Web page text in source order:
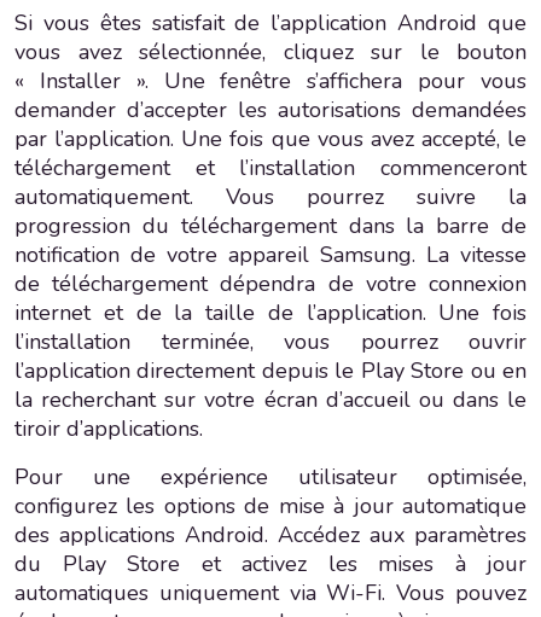
Si vous êtes satisfait de l’application Android que
vous avez sélectionnée, cliquez sur le bouton
« Installer ». Une fenêtre s’affichera pour vous
demander d’accepter les autorisations demandées
par l’application. Une fois que vous avez accepté, le
téléchargement et l’installation commenceront
automatiquement. Vous pourrez suivre la
progression du téléchargement dans la barre de
notification de votre appareil Samsung. La vitesse
de téléchargement dépendra de votre connexion
internet et de la taille de l’application. Une fois
l’installation terminée, vous pourrez ouvrir
l’application directement depuis le Play Store ou en
la recherchant sur votre écran d’accueil ou dans le
tiroir d’applications.
Pour une expérience utilisateur optimisée,
configurez les options de mise à jour automatique
des applications Android. Accédez aux paramètres
du Play Store et activez les mises à jour
automatiques uniquement via Wi-Fi. Vous pouvez